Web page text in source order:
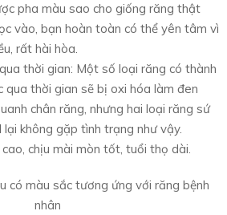
pha màu sao cho giống răng thật
vào, bạn hoàn toàn có thể yên tâm vì
rất hài hòa.
thời gian: Một số loại răng có thành
qua thời gian sẽ bị oxi hóa làm đen
chân răng, nhưng hai loại răng sứ
lại không gặp tình trạng như vậy.
chịu mài mòn tốt, tuổi thọ dài.